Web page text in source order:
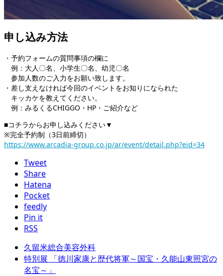
申し込み方法
・予約フォームの質問事項の欄に
例：大人〇名、小学生〇名、幼児〇名
参加人数のご入力をお願い致します。
・差し支えなければ今回のイベントをお知りになられた
キッカケを教えてください。
例：みるくるCHIGGO・HP・ご紹介など
■コチラからお申し込みください▼
※完全予約制（3日前締切）
https://www.arcadia-group.co.jp/ar/event/detail.php?eid=34
Tweet
Share
Hatena
Pocket
feedly
Pin it
RSS
久留米総合美容外科
特別展 「徳川家康と歴代将軍～国宝・久能山東照宮の
名宝～」